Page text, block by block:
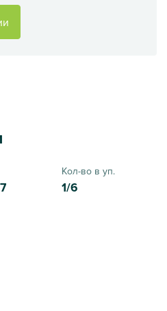
Кол-во в уп.
1/6